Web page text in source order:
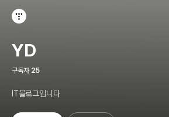
YD
구독자 25
IT블로그입니다